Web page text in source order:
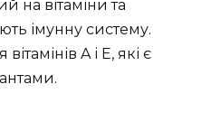
на вітаміни та
імунну систему.
A і E, які є